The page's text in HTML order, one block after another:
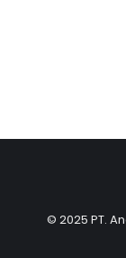
© 2025 PT.